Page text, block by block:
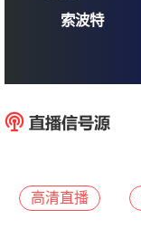
索波特
高清直播